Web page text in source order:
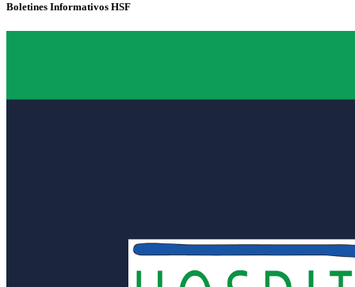
Boletines Informativos HSF